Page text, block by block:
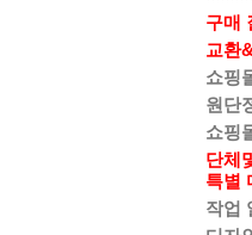
구매
교환
쇼핑
원단
쇼핑
단체
특별
작업